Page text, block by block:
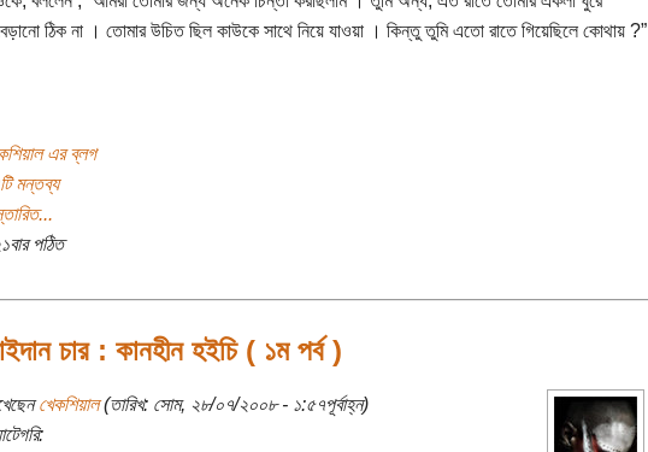
ঠিক না । তোমার উচিত ছিল কাউকে সাথে নিয়ে যাওয়া । কিন্তু তুমি এতো রাতে গিয়েছিলে কোথায় ?”
এর ব্লগ
মন্তব্য
পঠিত
চার : কানহীন হইচি ( ১ম পর্ব )
খেকশিয়াল(তারিখ: সোম, ২৮/০৭/২০০৮ - ১:৫৭পূর্বাহ্ন)